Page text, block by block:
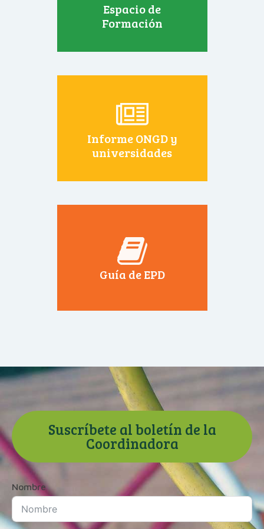
Espacio de
Formación
Informe ONGD y
universidades
Guía de EPD
Suscríbete al boletín de la
Coordinadora
Nombre